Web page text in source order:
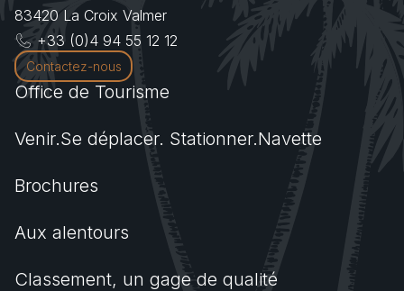
83420 La Croix Valmer
+33 (0)4 94 55 12 12
Contactez-nous
Office de Tourisme
Venir.Se déplacer. Stationner.Navette
Brochures
Aux alentours
Classement, un gage de qualité